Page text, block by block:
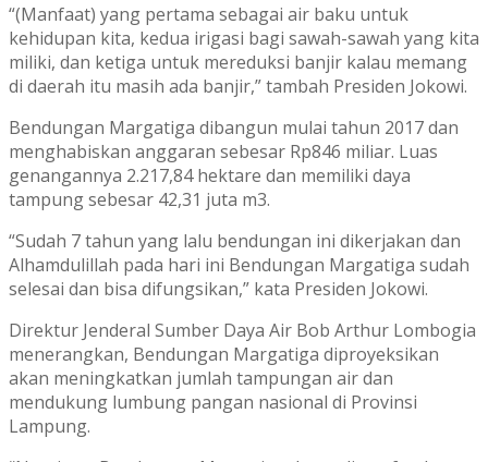
“(Manfaat) yang pertama sebagai air baku untuk
kehidupan kita, kedua irigasi bagi sawah-sawah yang kita
miliki, dan ketiga untuk mereduksi banjir kalau memang
di daerah itu masih ada banjir,” tambah Presiden Jokowi.
Bendungan Margatiga dibangun mulai tahun 2017 dan
menghabiskan anggaran sebesar Rp846 miliar. Luas
genangannya 2.217,84 hektare dan memiliki daya
tampung sebesar 42,31 juta m3.
“Sudah 7 tahun yang lalu bendungan ini dikerjakan dan
Alhamdulillah pada hari ini Bendungan Margatiga sudah
selesai dan bisa difungsikan,” kata Presiden Jokowi.
Direktur Jenderal Sumber Daya Air Bob Arthur Lombogia
menerangkan, Bendungan Margatiga diproyeksikan
akan meningkatkan jumlah tampungan air dan
mendukung lumbung pangan nasional di Provinsi
Lampung.